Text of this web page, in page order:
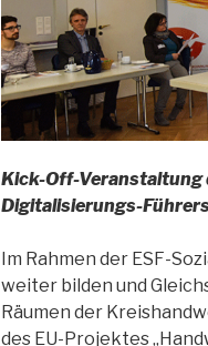
Kick-Off-Veranstaltung
Digitalisierungs-
Im Rahmen der ESF-
weiter bilden und
Räumen der
des EU-Projektes